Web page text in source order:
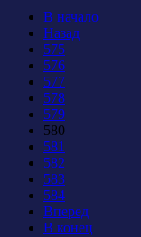
В начало
Назад
575
576
577
578
579
580
581
582
583
584
Вперед
В конец